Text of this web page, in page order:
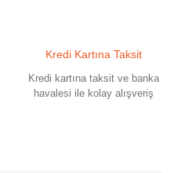
Kredi Kartına Taksit
Kredi kartına taksit ve banka
havalesi ile kolay alışveriş